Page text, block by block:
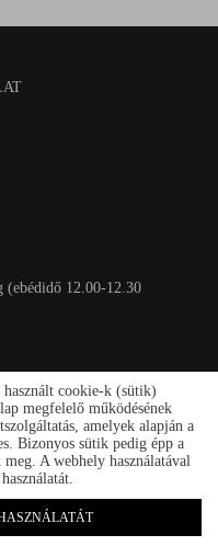
12.00-12.30
cookie-k (sütik)
megfelelő működésének
amelyek alapján a
Bizonyos sütik pedig épp a
A webhely használatával